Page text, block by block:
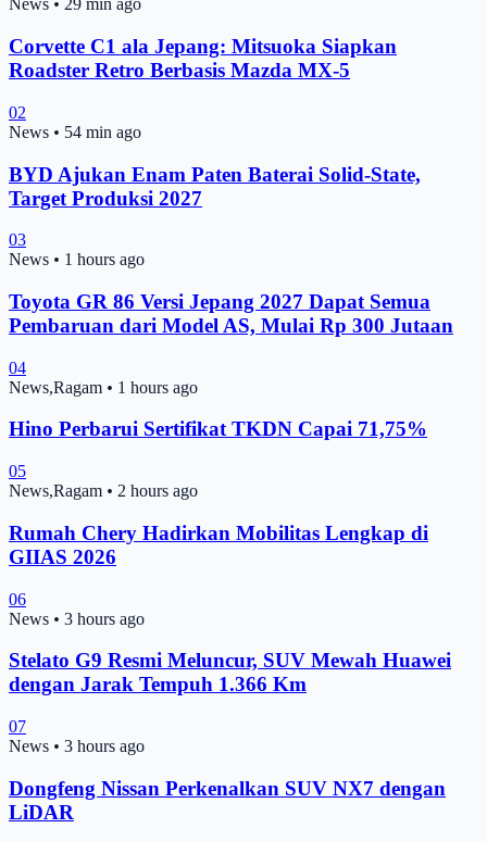
News • 29 min ago
Corvette C1 ala Jepang: Mitsuoka Siapkan
Roadster Retro Berbasis Mazda MX-5
02
News • 54 min ago
BYD Ajukan Enam Paten Baterai Solid-State,
Target Produksi 2027
03
News • 1 hours ago
Toyota GR 86 Versi Jepang 2027 Dapat Semua
Pembaruan dari Model AS, Mulai Rp 300 Jutaan
04
News,Ragam • 1 hours ago
Hino Perbarui Sertifikat TKDN Capai 71,75%
05
News,Ragam • 2 hours ago
Rumah Chery Hadirkan Mobilitas Lengkap di
GIIAS 2026
06
News • 3 hours ago
Stelato G9 Resmi Meluncur, SUV Mewah Huawei
dengan Jarak Tempuh 1.366 Km
07
News • 3 hours ago
Dongfeng Nissan Perkenalkan SUV NX7 dengan
LiDAR